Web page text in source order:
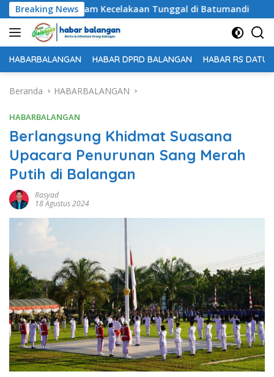
Langsung
ke
konten
Breaking News
Dunia dalam Kecelakaan Tunggal di Batumandi
HABARBALANGAN HABAR DPRD BALANGAN HABAR RS DATU
Beranda HABARBALANGAN
HABARBALANGAN
Berlangsung Khidmat Suasana
Upacara Penurunan Sang Merah
Putih di Balangan
Rasyad
18 Agustus 2024